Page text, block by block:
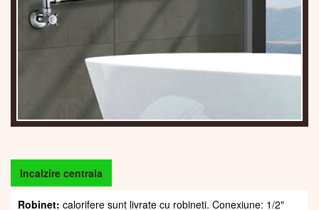
Incalzire centrala
Robinet: calorifere sunt livrate cu robineti. Conexiune: 1/2"